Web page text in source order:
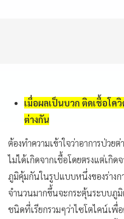
เมื่อผลเป็นบวก ติดเชื้อโค
ต่างกัน
ต้องทำความเข้าใจว่าอาการป่วย
ไม่ได้เกิดจากเชื้อโดยตรงแต่เกิด
ภูมิคุ้มกันในรูปแบบหนึ่งของร่างก
จำนวนมากขึ้นจะกระตุ้นระบบภูมิ
ชนิดที่เรียกรวมๆว่าไซโตไคน์เ